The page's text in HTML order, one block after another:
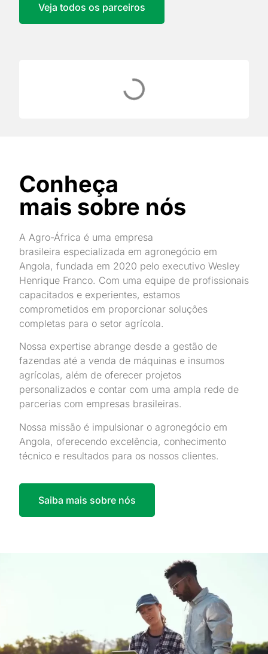
Veja todos os parceiros
Conheça
mais sobre nós
A Agro-África é uma empresa
brasileira especializada em agronegócio em
Angola, fundada em 2020 pelo executivo Wesley
Henrique Franco. Com uma equipe de profissionais
capacitados e experientes, estamos
comprometidos em proporcionar soluções
completas para o setor agrícola.
Nossa expertise abrange desde a gestão de
fazendas até a venda de máquinas e insumos
agrícolas, além de oferecer projetos
personalizados e contar com uma ampla rede de
parcerias com empresas brasileiras.
Nossa missão é impulsionar o agronegócio em
Angola, oferecendo excelência, conhecimento
técnico e resultados para os nossos clientes.
Saiba mais sobre nós